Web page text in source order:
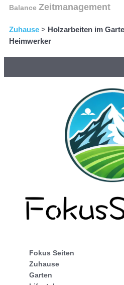
Balance Zeitmanagement
Zuhause > Holzarbeiten im
Heimwerker
Fokus Seiten
Zuhause
Garten